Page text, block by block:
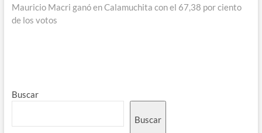
Mauricio Macri ganó en Calamuchita con el 67,38 por ciento
de los votos
Buscar
Buscar